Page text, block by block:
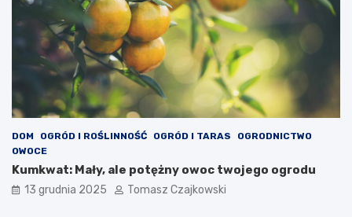
DOM OGRÓD I ROŚLINNOŚĆ OGRÓD I TARAS
OGRODNICTWO
OWOCE
Kumkwat: Mały, ale potężny owoc twojego ogrodu
13 grudnia 2025 Tomasz Czajkowski